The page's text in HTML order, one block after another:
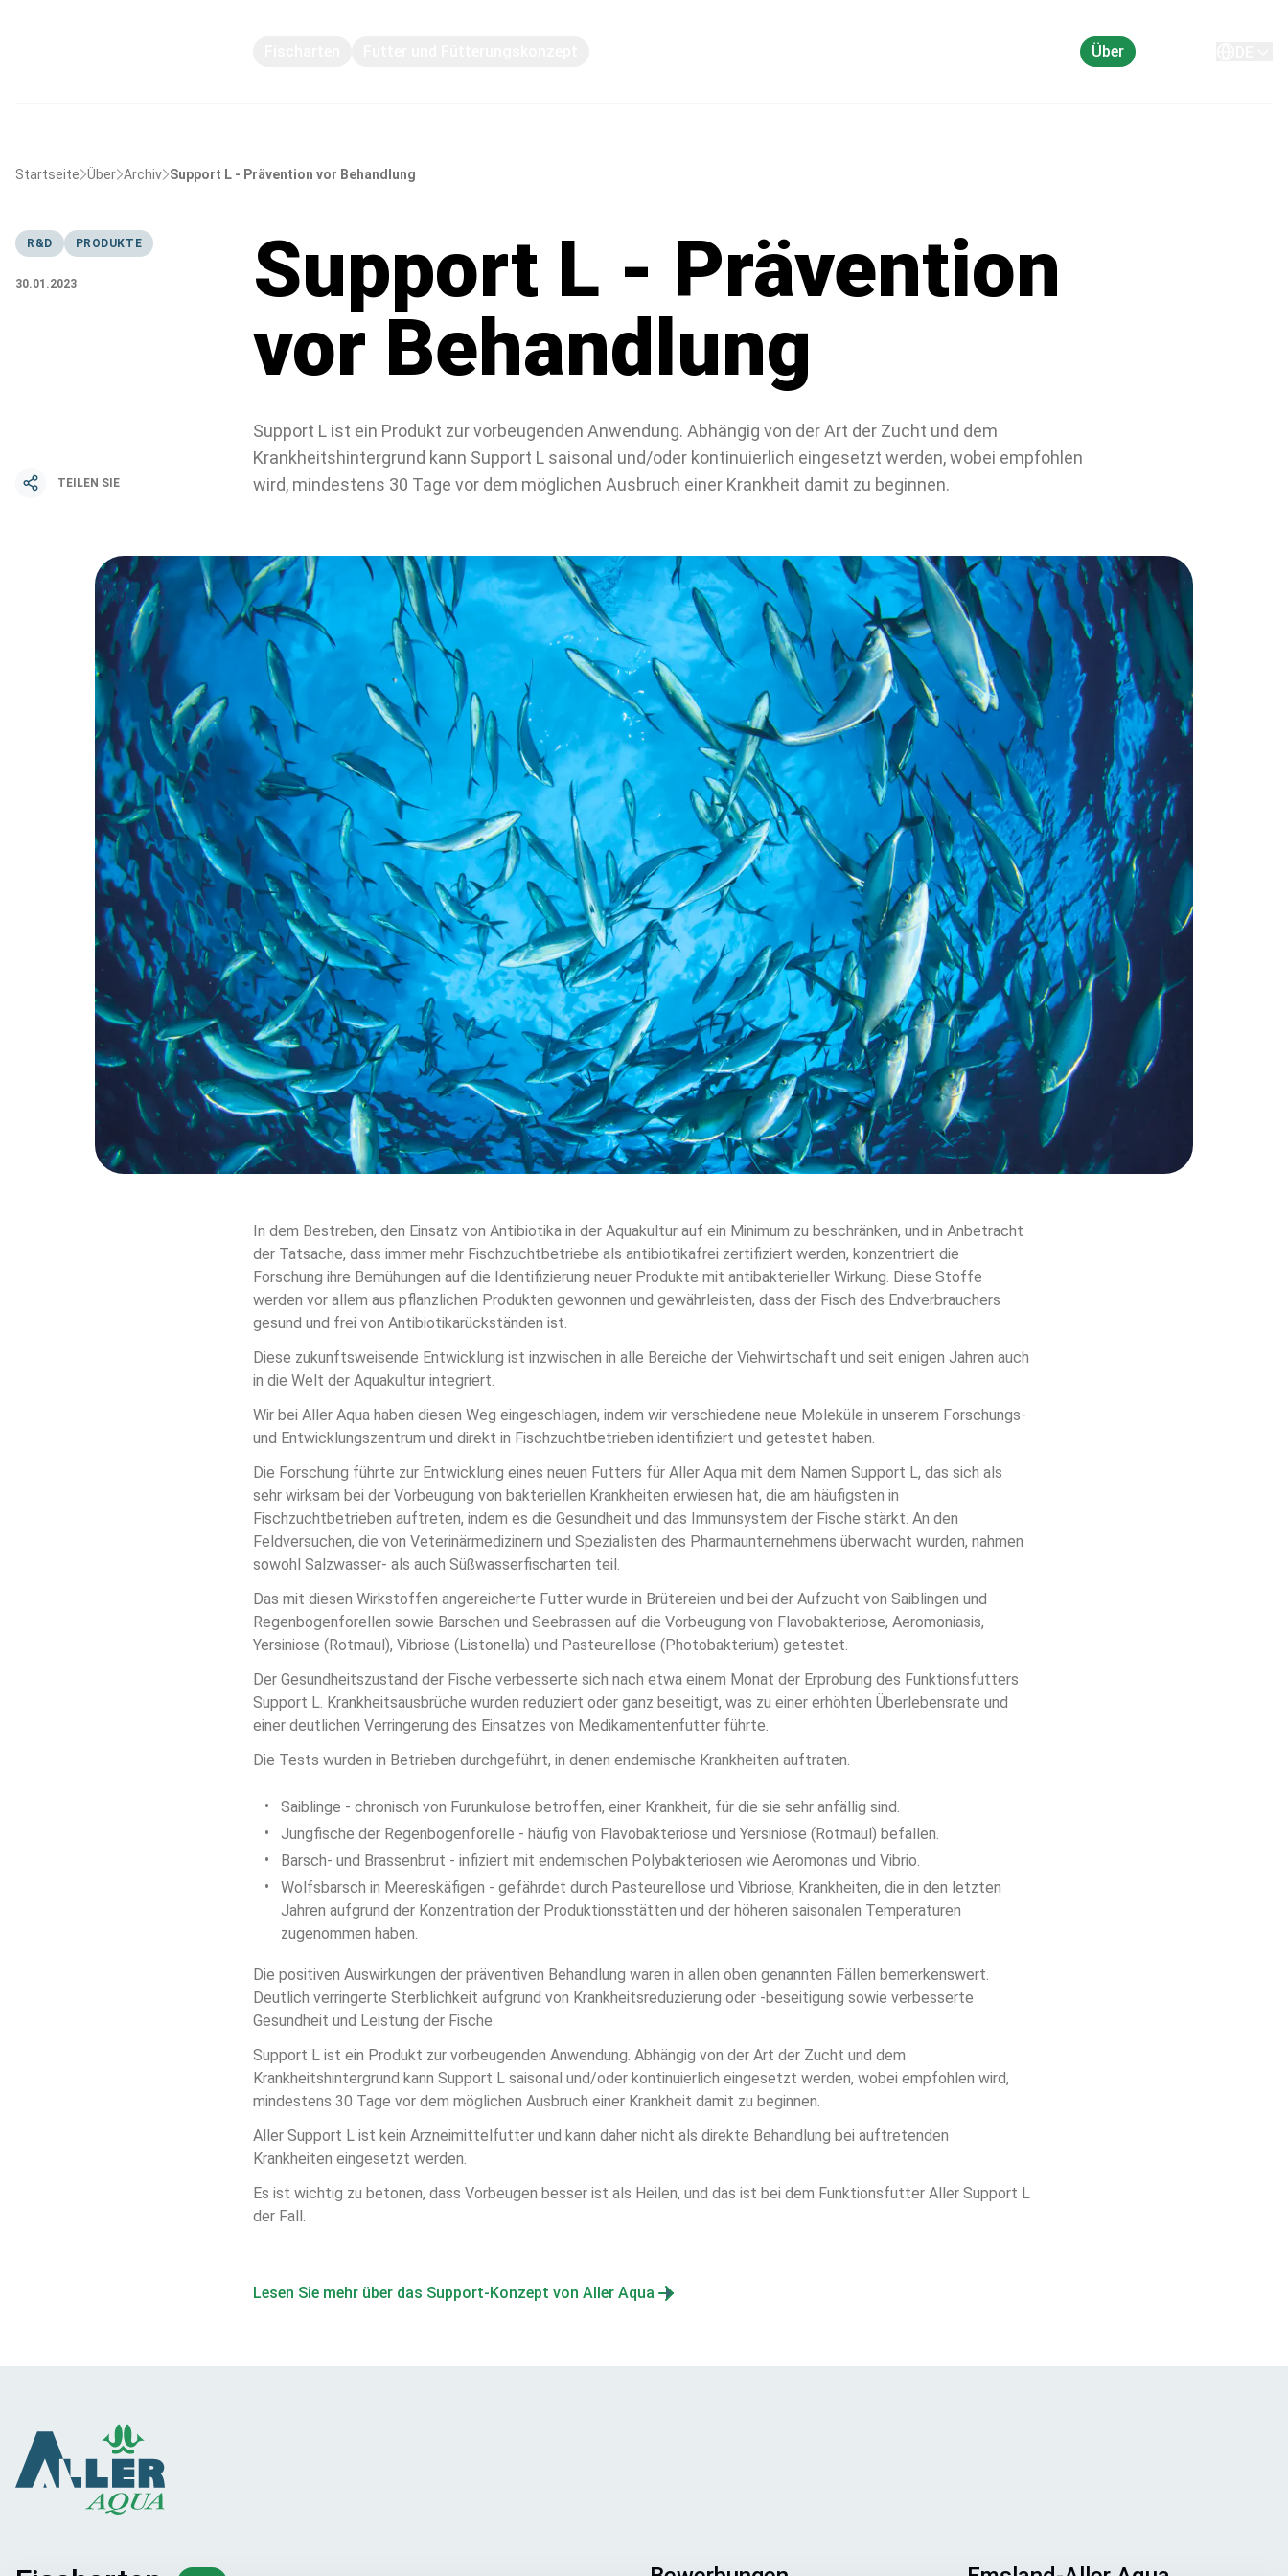
Über
Startseite Über Archiv Support L - Prävention vor Behandlung
R&D PRODUKTE
30.01.2023
TEILEN SIE
Support L - Prävention
vor Behandlung
Support L ist ein Produkt zur vorbeugenden Anwendung. Abhängig von der Art der Zucht und dem
Krankheitshintergrund kann Support L saisonal und/oder kontinuierlich eingesetzt werden, wobei empfohlen
wird, mindestens 30 Tage vor dem möglichen Ausbruch einer Krankheit damit zu beginnen.
In dem Bestreben, den Einsatz von Antibiotika in der Aquakultur auf ein Minimum zu beschränken, und in Anbetracht
der Tatsache, dass immer mehr Fischzuchtbetriebe als antibiotikafrei zertifiziert werden, konzentriert die
Forschung ihre Bemühungen auf die Identifizierung neuer Produkte mit antibakterieller Wirkung. Diese Stoffe
werden vor allem aus pflanzlichen Produkten gewonnen und gewährleisten, dass der Fisch des Endverbrauchers
gesund und frei von Antibiotikarückständen ist.
Diese zukunftsweisende Entwicklung ist inzwischen in alle Bereiche der Viehwirtschaft und seit einigen Jahren auch
in die Welt der Aquakultur integriert.
Wir bei Aller Aqua haben diesen Weg eingeschlagen, indem wir verschiedene neue Moleküle in unserem Forschungs-
und Entwicklungszentrum und direkt in Fischzuchtbetrieben identifiziert und getestet haben.
Die Forschung führte zur Entwicklung eines neuen Futters für Aller Aqua mit dem Namen Support L, das sich als
sehr wirksam bei der Vorbeugung von bakteriellen Krankheiten erwiesen hat, die am häufigsten in
Fischzuchtbetrieben auftreten, indem es die Gesundheit und das Immunsystem der Fische stärkt. An den
Feldversuchen, die von Veterinärmedizinern und Spezialisten des Pharmaunternehmens überwacht wurden, nahmen
sowohl Salzwasser- als auch Süßwasserfischarten teil.
Das mit diesen Wirkstoffen angereicherte Futter wurde in Brütereien und bei der Aufzucht von Saiblingen und
Regenbogenforellen sowie Barschen und Seebrassen auf die Vorbeugung von Flavobakteriose, Aeromoniasis,
Yersiniose (Rotmaul), Vibriose (Listonella) und Pasteurellose (Photobakterium) getestet.
Der Gesundheitszustand der Fische verbesserte sich nach etwa einem Monat der Erprobung des Funktionsfutters
Support L. Krankheitsausbrüche wurden reduziert oder ganz beseitigt, was zu einer erhöhten Überlebensrate und
einer deutlichen Verringerung des Einsatzes von Medikamentenfutter führte.
Die Tests wurden in Betrieben durchgeführt, in denen endemische Krankheiten auftraten.
Saiblinge - chronisch von Furunkulose betroffen, einer Krankheit, für die sie sehr anfällig sind.
Jungfische der Regenbogenforelle - häufig von Flavobakteriose und Yersiniose (Rotmaul) befallen.
Barsch- und Brassenbrut - infiziert mit endemischen Polybakteriosen wie Aeromonas und Vibrio.
Wolfsbarsch in Meereskäfigen - gefährdet durch Pasteurellose und Vibriose, Krankheiten, die in den letzten
Jahren aufgrund der Konzentration der Produktionsstätten und der höheren saisonalen Temperaturen
zugenommen haben.
Die positiven Auswirkungen der präventiven Behandlung waren in allen oben genannten Fällen bemerkenswert.
Deutlich verringerte Sterblichkeit aufgrund von Krankheitsreduzierung oder -beseitigung sowie verbesserte
Gesundheit und Leistung der Fische.
Support L ist ein Produkt zur vorbeugenden Anwendung. Abhängig von der Art der Zucht und dem
Krankheitshintergrund kann Support L saisonal und/oder kontinuierlich eingesetzt werden, wobei empfohlen wird,
mindestens 30 Tage vor dem möglichen Ausbruch einer Krankheit damit zu beginnen.
Aller Support L ist kein Arzneimittelfutter und kann daher nicht als direkte Behandlung bei auftretenden
Krankheiten eingesetzt werden.
Es ist wichtig zu betonen, dass Vorbeugen besser ist als Heilen, und das ist bei dem Funktionsfutter Aller Support L
der Fall.
Lesen Sie mehr über das Support-Konzept von Aller Aqua